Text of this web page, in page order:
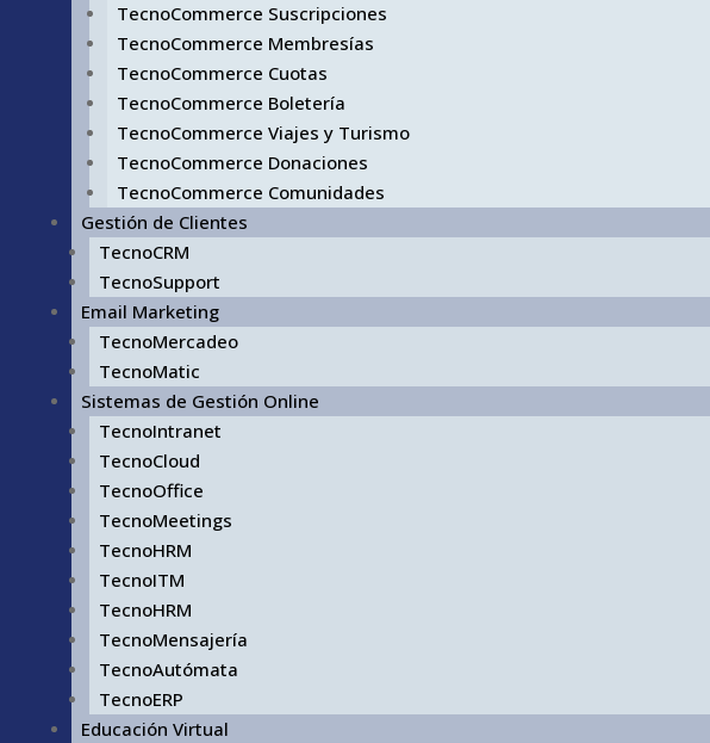
TecnoCommerce Suscripciones
TecnoCommerce Membresías
TecnoCommerce Cuotas
TecnoCommerce Boletería
TecnoCommerce Viajes y Turismo
TecnoCommerce Donaciones
TecnoCommerce Comunidades
Gestión de Clientes
TecnoCRM
TecnoSupport
Email Marketing
TecnoMercadeo
TecnoMatic
Sistemas de Gestión Online
TecnoIntranet
TecnoCloud
TecnoOffice
TecnoMeetings
TecnoHRM
TecnoITM
TecnoHRM
TecnoMensajería
TecnoAutómata
TecnoERP
Educación Virtual